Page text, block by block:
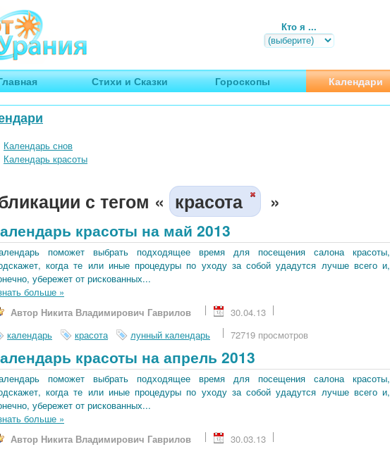
Урания
гороскопы, творчество, путешествия
Кто я ...
Стихи и Сказки Гороскопы Календари
Календарь снов
Календарь красоты
с тегом « красота »
красоты на май 2013
поможет выбрать подходящее время для посещения салона красоты,
когда те или иные процедуры по уходу за собой удадутся лучше всего и,
убережет от рискованных...
больше »
Автор Никита Владимирович Гаврилов
30.04.13
календарь
красота лунный календарь 72719 просмотров
красоты на апрель 2013
поможет выбрать подходящее время для посещения салона красоты,
когда те или иные процедуры по уходу за собой удадутся лучше всего и,
убережет от рискованных...
больше »
Автор Никита Владимирович Гаврилов
30.03.13